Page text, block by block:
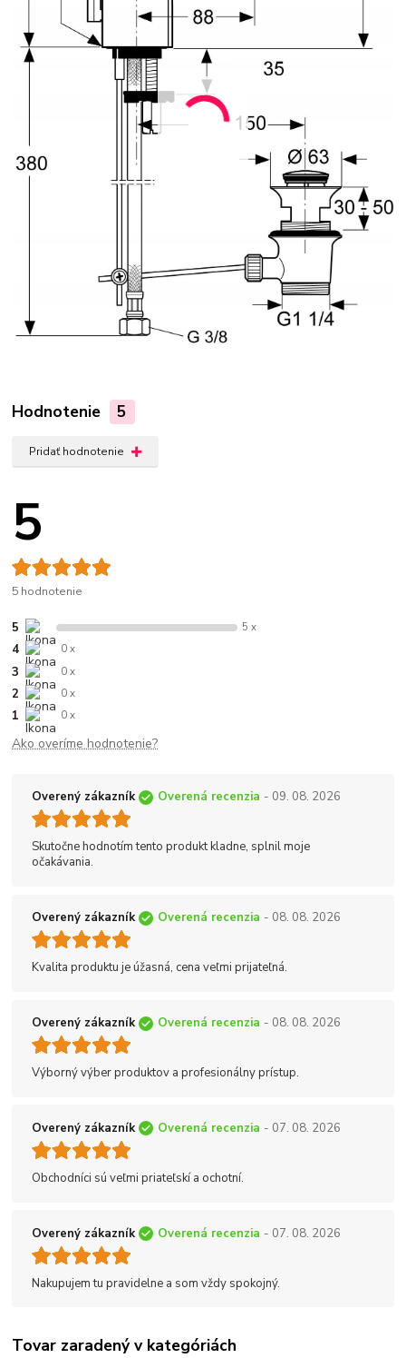
Hodnotenie 5
Pridať hodnotenie
5
5 hodnotenie
5 5 x
4 0 x
3 0 x
2 0 x
1 0 x
Ako overíme hodnotenie?
Overený zákazník Overená recenzia - 09. 08. 2026
Skutočne hodnotím tento produkt kladne, splnil moje
očakávania.
Overený zákazník Overená recenzia - 08. 08. 2026
Kvalita produktu je úžasná, cena veľmi prijateľná.
Overený zákazník Overená recenzia - 08. 08. 2026
Výborný výber produktov a profesionálny prístup.
Overený zákazník Overená recenzia - 07. 08. 2026
Obchodníci sú veľmi priateľskí a ochotní.
Overený zákazník Overená recenzia - 07. 08. 2026
Nakupujem tu pravidelne a som vždy spokojný.
Tovar zaradený v kategóriách